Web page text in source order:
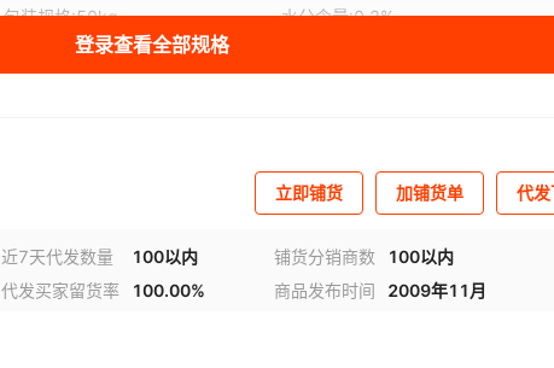
包装规格:50kg 水分含量:0.2%
登录查看全部规格
立即铺货 加铺货单 代
近7天代发数量 100以内 铺货分销商数
100以内
代发买家留货率 100.00% 商品发布时间 2009年11月